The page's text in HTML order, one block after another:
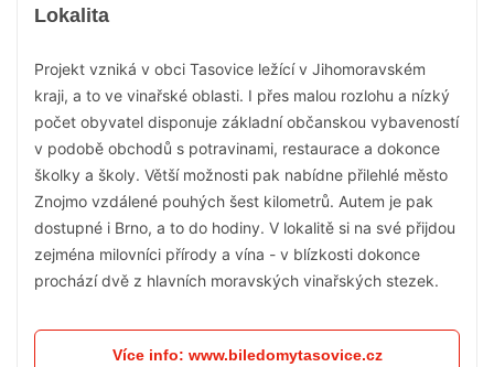
Lokalita
Projekt vzniká v obci Tasovice ležící v Jihomoravském
kraji, a to ve vinařské oblasti. I přes malou rozlohu a nízký
počet obyvatel disponuje základní občanskou vybaveností
v podobě obchodů s potravinami, restaurace a dokonce
školky a školy. Větší možnosti pak nabídne přilehlé město
Znojmo vzdálené pouhých šest kilometrů. Autem je pak
dostupné i Brno, a to do hodiny. V lokalitě si na své přijdou
zejména milovníci přírody a vína - v blízkosti dokonce
prochází dvě z hlavních moravských vinařských stezek.
Více info: www.biledomytasovice.cz